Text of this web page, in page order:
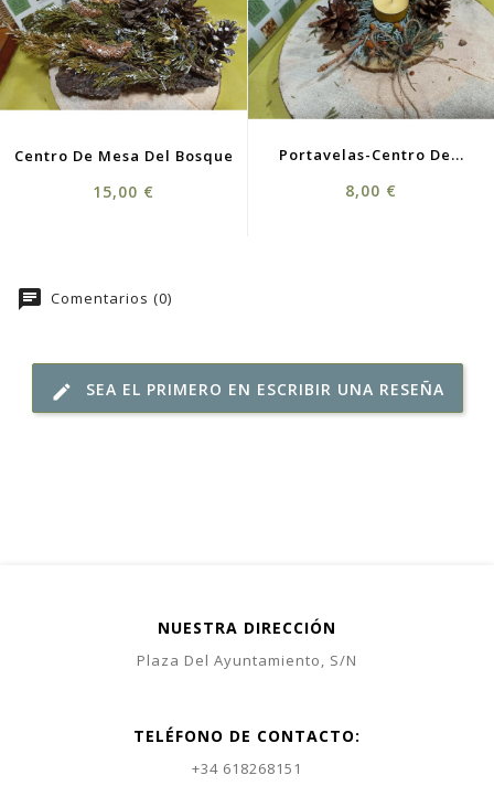
Centro De Mesa Del Bosque
Precio
15,00 €
Portavelas-Centro De...
Precio
8,00 €
chat Comentarios (0)
edit SEA EL PRIMERO EN ESCRIBIR UNA RESEÑA
NUESTRA DIRECCIÓN
Plaza Del Ayuntamiento, S/N
TELÉFONO DE CONTACTO:
+34 618268151